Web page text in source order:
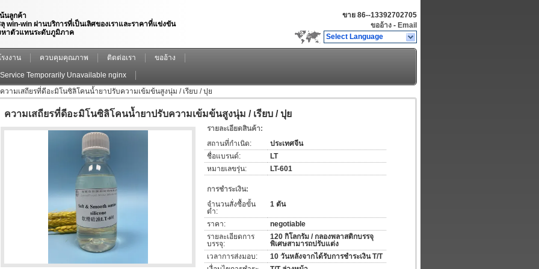
นลูกค้า
win-win ผ่านบริการที่เป็นเลิศของเราและราคาที่แข่งขัน
หาตัวแทนระดับภูมิภาค
ขาย 86--13392702705
ขออ้าง - Email
Select Language
งงาน ควบคุมคุณภาพ ติดต่อเรา ขออ้าง
Temporarily Unavailable nginx
ความเสถียรที่ดีอะมิโนซิลิโคนน้ำยาปรับความเข้มข้นสูงนุ่ม / เรียบ / ปุย
ความเสถียรที่ดีอะมิโนซิลิโคนน้ำยาปรับความเข้มข้นสูงนุ่ม / เรียบ / ปุย
รายละเอียดสินค้า:
สถานที่กำเนิด:
ประเทศจีน
ชื่อแบรนด์:
LT
หมายเลขรุ่น:
LT-601
การชำระเงิน:
จำนวนสั่งซื้อขั้น
ต่ำ:
1 ตัน
ราคา:
negotiable
รายละเอียดการ
บรรจุ:
120 กิโลกรัม / กลองพลาสติกบรรจุ
พิเศษสามารถปรับแต่ง
เวลาการส่งมอบ:
10 วันหลังจากได้รับการชำระเงิน T/T